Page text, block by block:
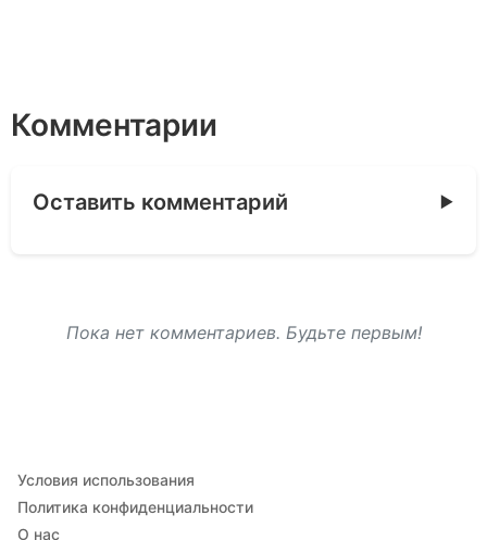
Комментарии
Оставить комментарий
Пока нет комментариев. Будьте первым!
Условия использования
Политика конфиденциальности
О нас